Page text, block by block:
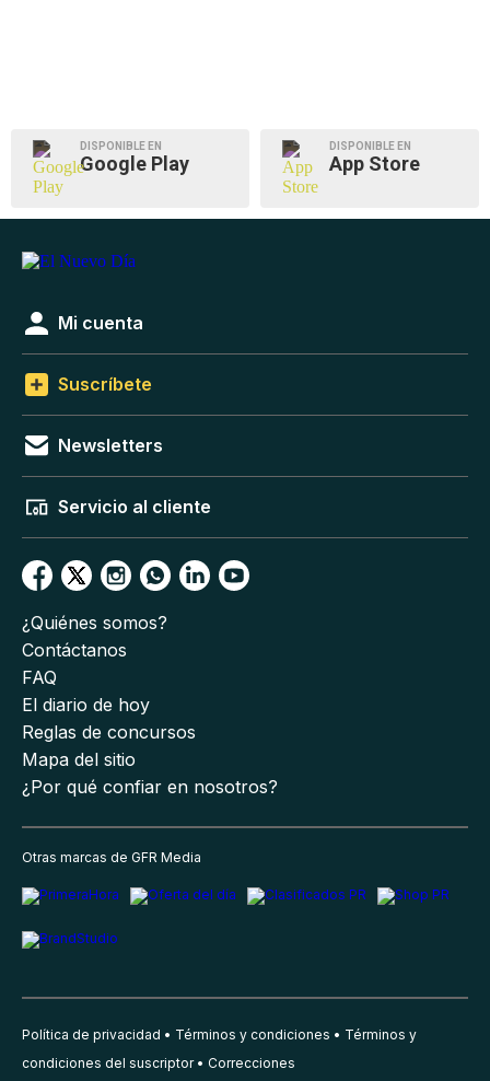
DISPONIBLE EN
Google Play
DISPONIBLE EN
App Store
Mi cuenta
Suscríbete
Newsletters
Servicio al cliente
¿Quiénes somos?
Contáctanos
FAQ
El diario de hoy
Reglas de concursos
Mapa del sitio
¿Por qué confiar en nosotros?
Otras marcas de GFR Media
Política de privacidad Términos y condiciones
Términos y
condiciones del suscriptor
Correcciones